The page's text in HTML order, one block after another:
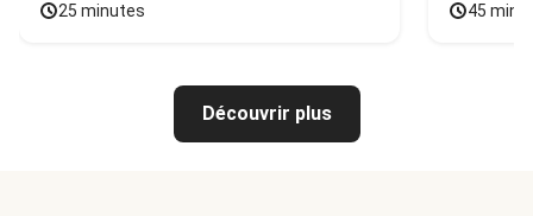
25 minutes 45
Découvrir plus